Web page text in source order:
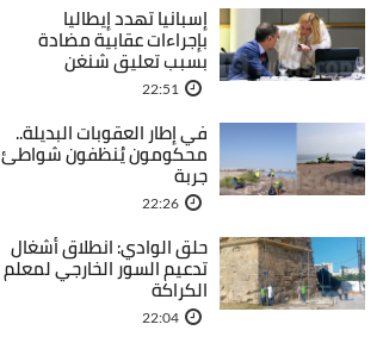
إسبانيا تهدد إيطاليا
بإجراءات عقابية مضادة
بسبب تعليق شنغن
22:51
في إطار العقوبات البديلة..
محكومون يُنظفون شواطئ
جربة
22:26
حلق الوادي: انطلاق أشغال
تدعيم السور الخارجي لمعلم
الكراكة
22:04